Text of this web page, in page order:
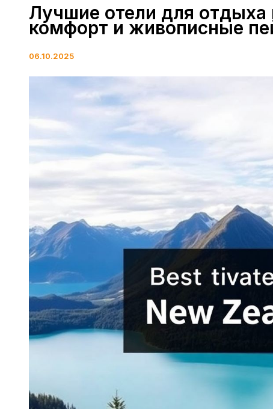
Лучшие отели для
комфорт и живописные
06.10.2025